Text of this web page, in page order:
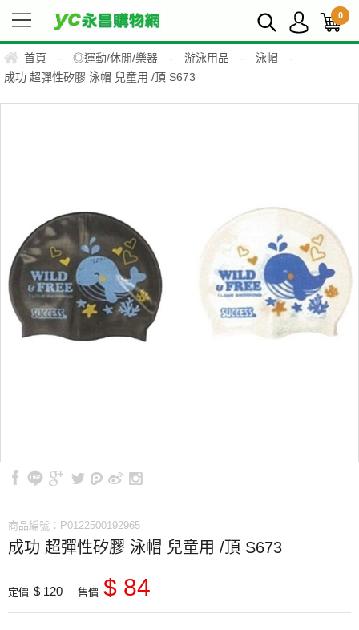
0
首頁 - ◎運動/休閒/樂器 - 游泳用品 - 泳帽
-
成功 超彈性矽膠 泳帽 兒童用 /頂 S673
商品編號：P0122500192965
成功 超彈性矽膠 泳帽 兒童用 /頂 S673
定價 $ 120 售價 $ 84